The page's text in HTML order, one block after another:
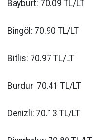
Bayburt: 70.09 TL/LT
Bingöl: 70.90 TL/LT
Bitlis: 70.97 TL/LT
Burdur: 70.41 TL/LT
Denizli: 70.13 TL/LT